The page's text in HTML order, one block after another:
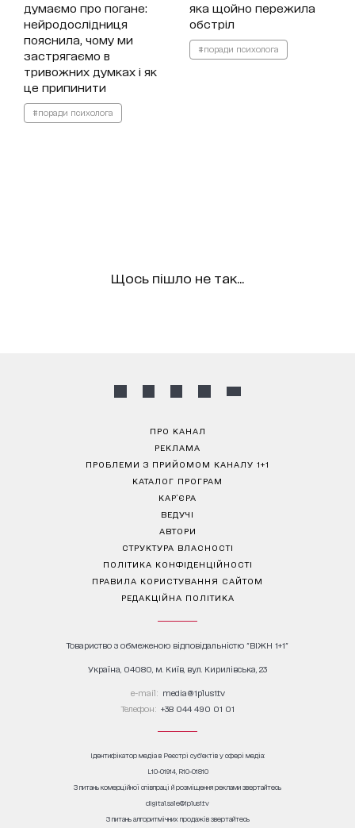
думаємо про погане:
нейродослідниця
пояснила, чому ми
застрягаємо в
тривожних думках і як
це припинити
#поради психолога
яка щойно пережила
обстріл
#поради психолога
Щось пішло не так...
ПРО КАНАЛ
РЕКЛАМА
ПРОБЛЕМИ З ПРИЙОМОМ КАНАЛУ 1+1
КАТАЛОГ ПРОГРАМ
КАР’ЄРА
ВЕДУЧІ
АВТОРИ
СТРУКТУРА ВЛАСНОСТІ
ПОЛІТИКА КОНФІДЕНЦІЙНОСТІ
ПРАВИЛА КОРИСТУВАННЯ САЙТОМ
РЕДАКЦІЙНА ПОЛІТИКА
Товариство з обмеженою відповідальністю "ВІЖН 1+1"
Україна, 04080, м. Київ, вул. Кирилівська, 23
е-mail: media@1plus1.tv
Телефон: +38 044 490 01 01
Ідентифікатор медіа в Реєстрі суб’єктів у сфері медіа:
L10-01914, R10-01810
З питань комерційної співпраці й розміщення реклами звертайтесь
digital.sale@1plus1.tv
З питань алгоритмічних продажів звертайтесь